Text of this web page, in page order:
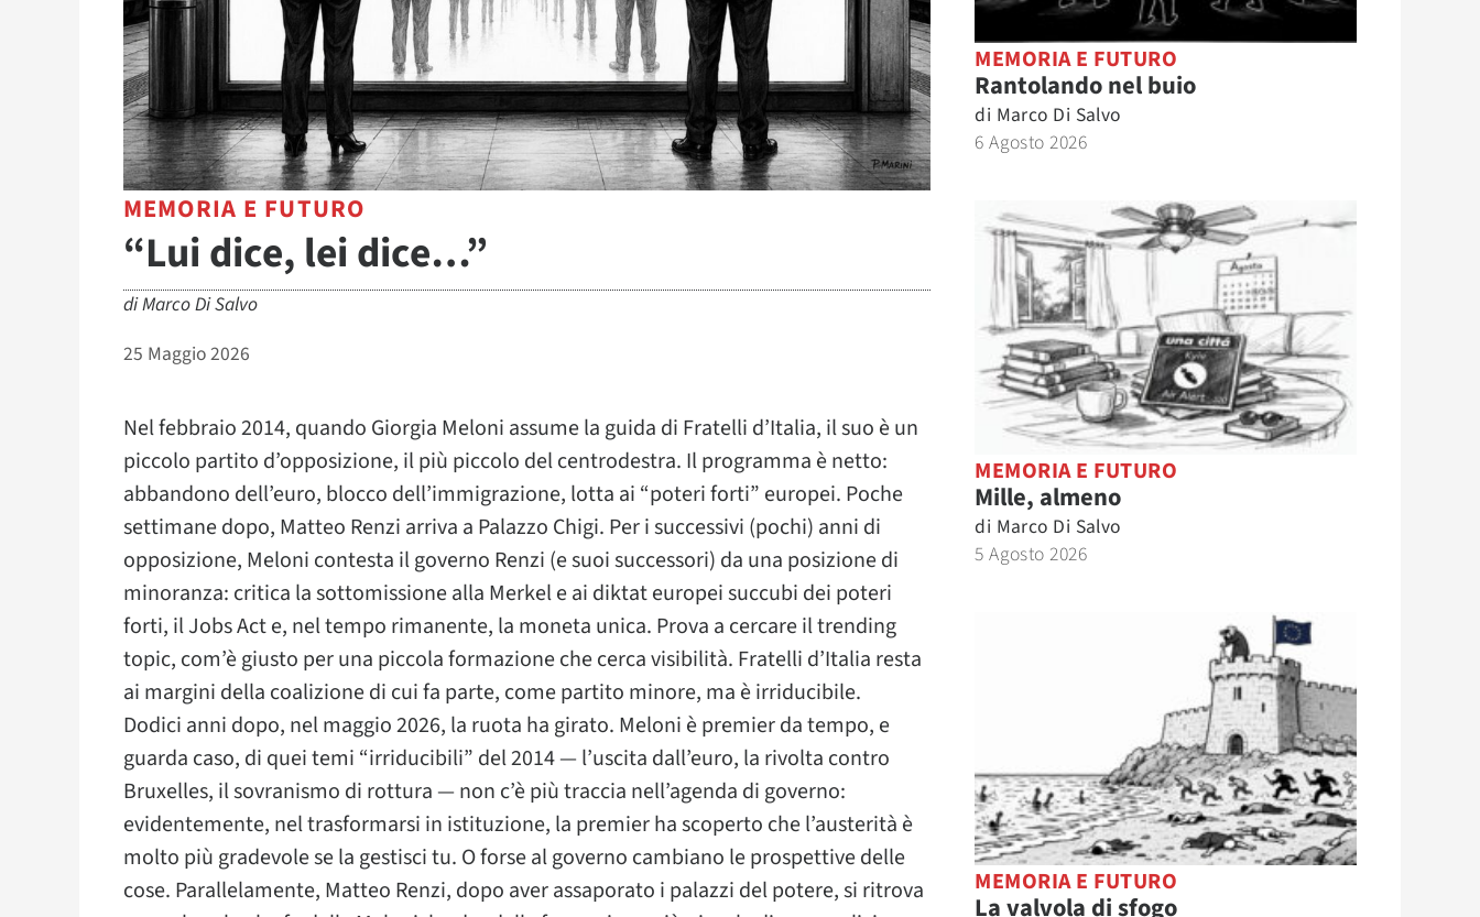
MEMORIA E FUTURO
“Lui dice, lei dice…”
diMarco Di Salvo
25 Maggio 2026
Nel febbraio 2014, quando Giorgia Meloni assume la guida di Fratelli d’Italia, il suo è un
piccolo partito d’opposizione, il più piccolo del centrodestra. Il programma è netto:
abbandono dell’euro, blocco dell’immigrazione, lotta ai “poteri forti” europei. Poche
settimane dopo, Matteo Renzi arriva a Palazzo Chigi. Per i successivi (pochi) anni di
opposizione, Meloni contesta il governo Renzi (e suoi successori) da una posizione di
minoranza: critica la sottomissione alla Merkel e ai diktat europei succubi dei poteri
forti, il Jobs Act e, nel tempo rimanente, la moneta unica. Prova a cercare il trending
topic, com’è giusto per una piccola formazione che cerca visibilità. Fratelli d’Italia resta
ai margini della coalizione di cui fa parte, come partito minore, ma è irriducibile.
Dodici anni dopo, nel maggio 2026, la ruota ha girato. Meloni è premier da tempo, e
guarda caso, di quei temi “irriducibili” del 2014 — l’uscita dall’euro, la rivolta contro
Bruxelles, il sovranismo di rottura — non c’è più traccia nell’agenda di governo:
evidentemente, nel trasformarsi in istituzione, la premier ha scoperto che l’austerità è
molto più gradevole se la gestisci tu. O forse al governo cambiano le prospettive delle
cose. Parallelamente, Matteo Renzi, dopo aver assaporato i palazzi del potere, si ritrova
MEMORIA E FUTURO
Rantolando nel buio
di Marco Di Salvo
6 Agosto 2026
MEMORIA E FUTURO
Mille, almeno
di Marco Di Salvo
5 Agosto 2026
MEMORIA E FUTURO
La valvola di sfogo